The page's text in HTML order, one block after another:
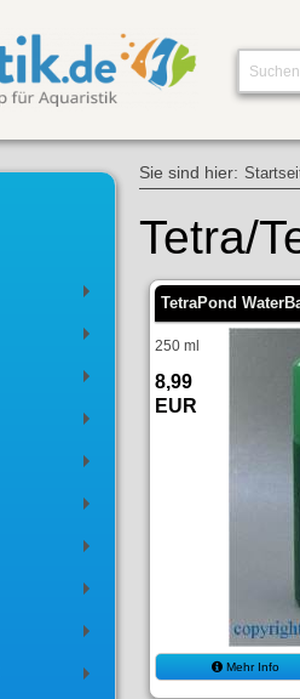
Sie sind hier:
Tetra/
TetraPond
250 ml
8,99
EUR
Mehr Info